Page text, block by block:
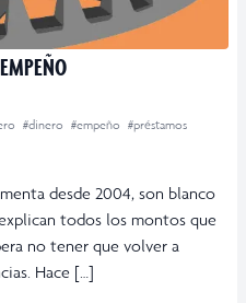
#dinero #empeño #préstamos
desde 2004, son blanco
todos los montos que
no tener que volver a
Hace […]